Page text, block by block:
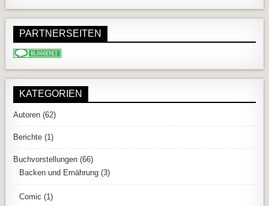
PARTNERSEITEN
KATEGORIEN
Autoren (62)
Berichte (1)
Buchvorstellungen (66)
Backen und Ernährung (3)
Comic (1)